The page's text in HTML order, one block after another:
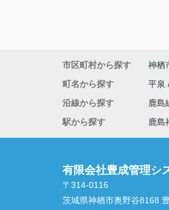
市区町村から探す 神栖
町名から探す
平泉
沿線から探す
鹿島
駅から探す
鹿島
有限会社豊成管理シ
〒314-0116
茨城県神栖市奥野谷8168